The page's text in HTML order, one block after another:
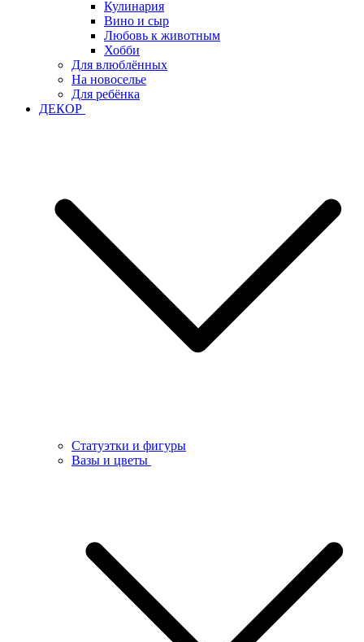
Кулинария
Вино и сыр
Любовь к животным
Хобби
Для влюблённых
На новоселье
Для ребёнка
ДЕКОР
Статуэтки и фигуры
Вазы и цветы